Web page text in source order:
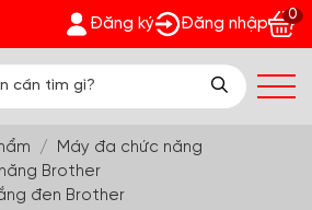
Đón Hè Sang chi tiết tại 'Khuyến
Đăng ký Đăng nhập
0
Máy đa chức năng
Brother
đen Brother